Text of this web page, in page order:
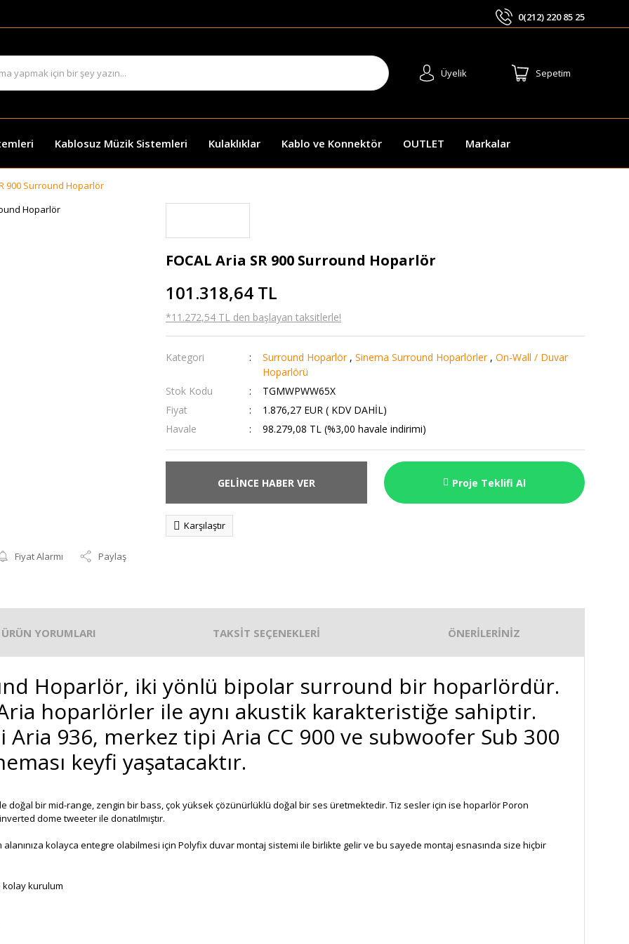
0(212) 220 85 25
Üyelik Sepetim
Kablosuz Müzik Sistemleri Kulaklıklar Kablo ve Konnektör OUTLET Markalar
900 Surround Hoparlör
Fiyat Alarmı Paylaş
FOCAL Aria SR 900 Surround Hoparlör
101.318,64 TL
*11.272,54 TL den başlayan taksitlerle!
Kategori Surround Hoparlör ,Sinema Surround Hoparlörler ,On-Wall / Duvar
Hoparlörü
Stok Kodu
TGMWPWW65X
Fiyat
1.876,27 EUR ( KDV DAHİL)
Havale
98.279,08 TL (%3,00 havale indirimi)
GELİNCE HABER VER Proje Teklifi Al
Karşılaştır
ÜRÜN YORUMLARI TAKSİT SEÇENEKLERİ ÖNERİLERİNİZ
Hoparlör, iki yönlü bipolar surround bir hoparlördür.
hoparlörler ile aynı akustik karakteristiğe sahiptir.
Aria 936, merkez tipi Aria CC 900 ve subwoofer Sub 300
keyfi yaşatacaktır.
doğal bir mid-range, zengin bir bass, çok yüksek çözünürlüklü doğal bir ses üretmektedir. Tiz sesler için ise hoparlör Poron
dome tweeter ile donatılmıştır.
alanınıza kolayca entegre olabilmesi için Polyfix duvar montaj sistemi ile birlikte gelir ve bu sayede montaj esnasında size hiçbir
kurulum